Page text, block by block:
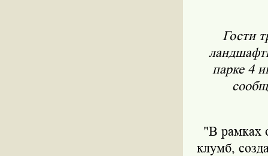
Гости
парке 4
"В рамках
клумб,